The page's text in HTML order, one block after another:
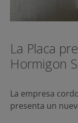
La Placa
Hormigon
La empresa
presenta un